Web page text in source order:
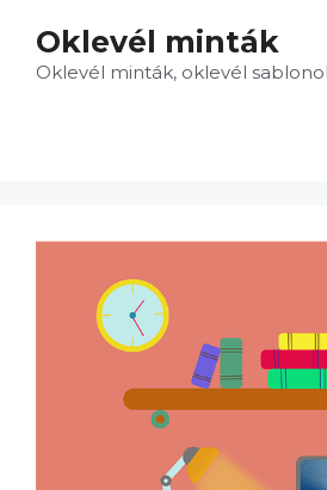
tartalomba
Oklevél minták
Oklevél minták, oklevél